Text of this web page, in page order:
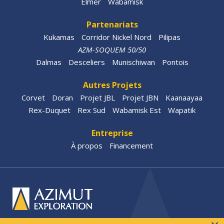
Partenariats
Kukamas Corridor Nickel Nord
Pilipas
AZM-SOQUEM 50/50
Dalmas
Desceliers Munischiwan Pontois
Autres Projets
Corvet Doran Projet JBL Projet JBN
Kaanaayaa
Rex-Duquet
Rex Sud Wabamisk Est Wapatik
Entreprise
À propos Financement